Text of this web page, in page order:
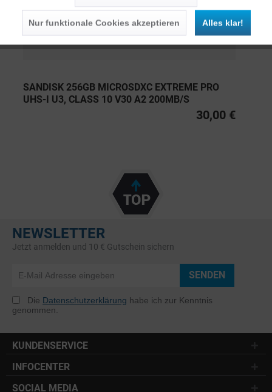
SANDISK 256GB MICROSDXC EXTREME PRO
UHS-I U3, CLASS 10 V30 A2 200MB/S
30,00 €
NEWSLETTER
Jetzt anmelden und 10 € Gutschein sichern
SENDEN
Die Datenschutzerklärung habe ich zur Kenntnis
genommen.
KUNDENSERVICE
INFOCENTER
SOCIAL MEDIA
Nur funktionale Cookies akzeptieren Alles klar!